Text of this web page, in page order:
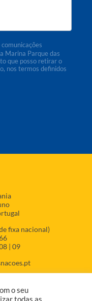
Marina Parque das
que posso retirar o
nos termos definidos
fixa nacional)
| 09
o seu
todas as